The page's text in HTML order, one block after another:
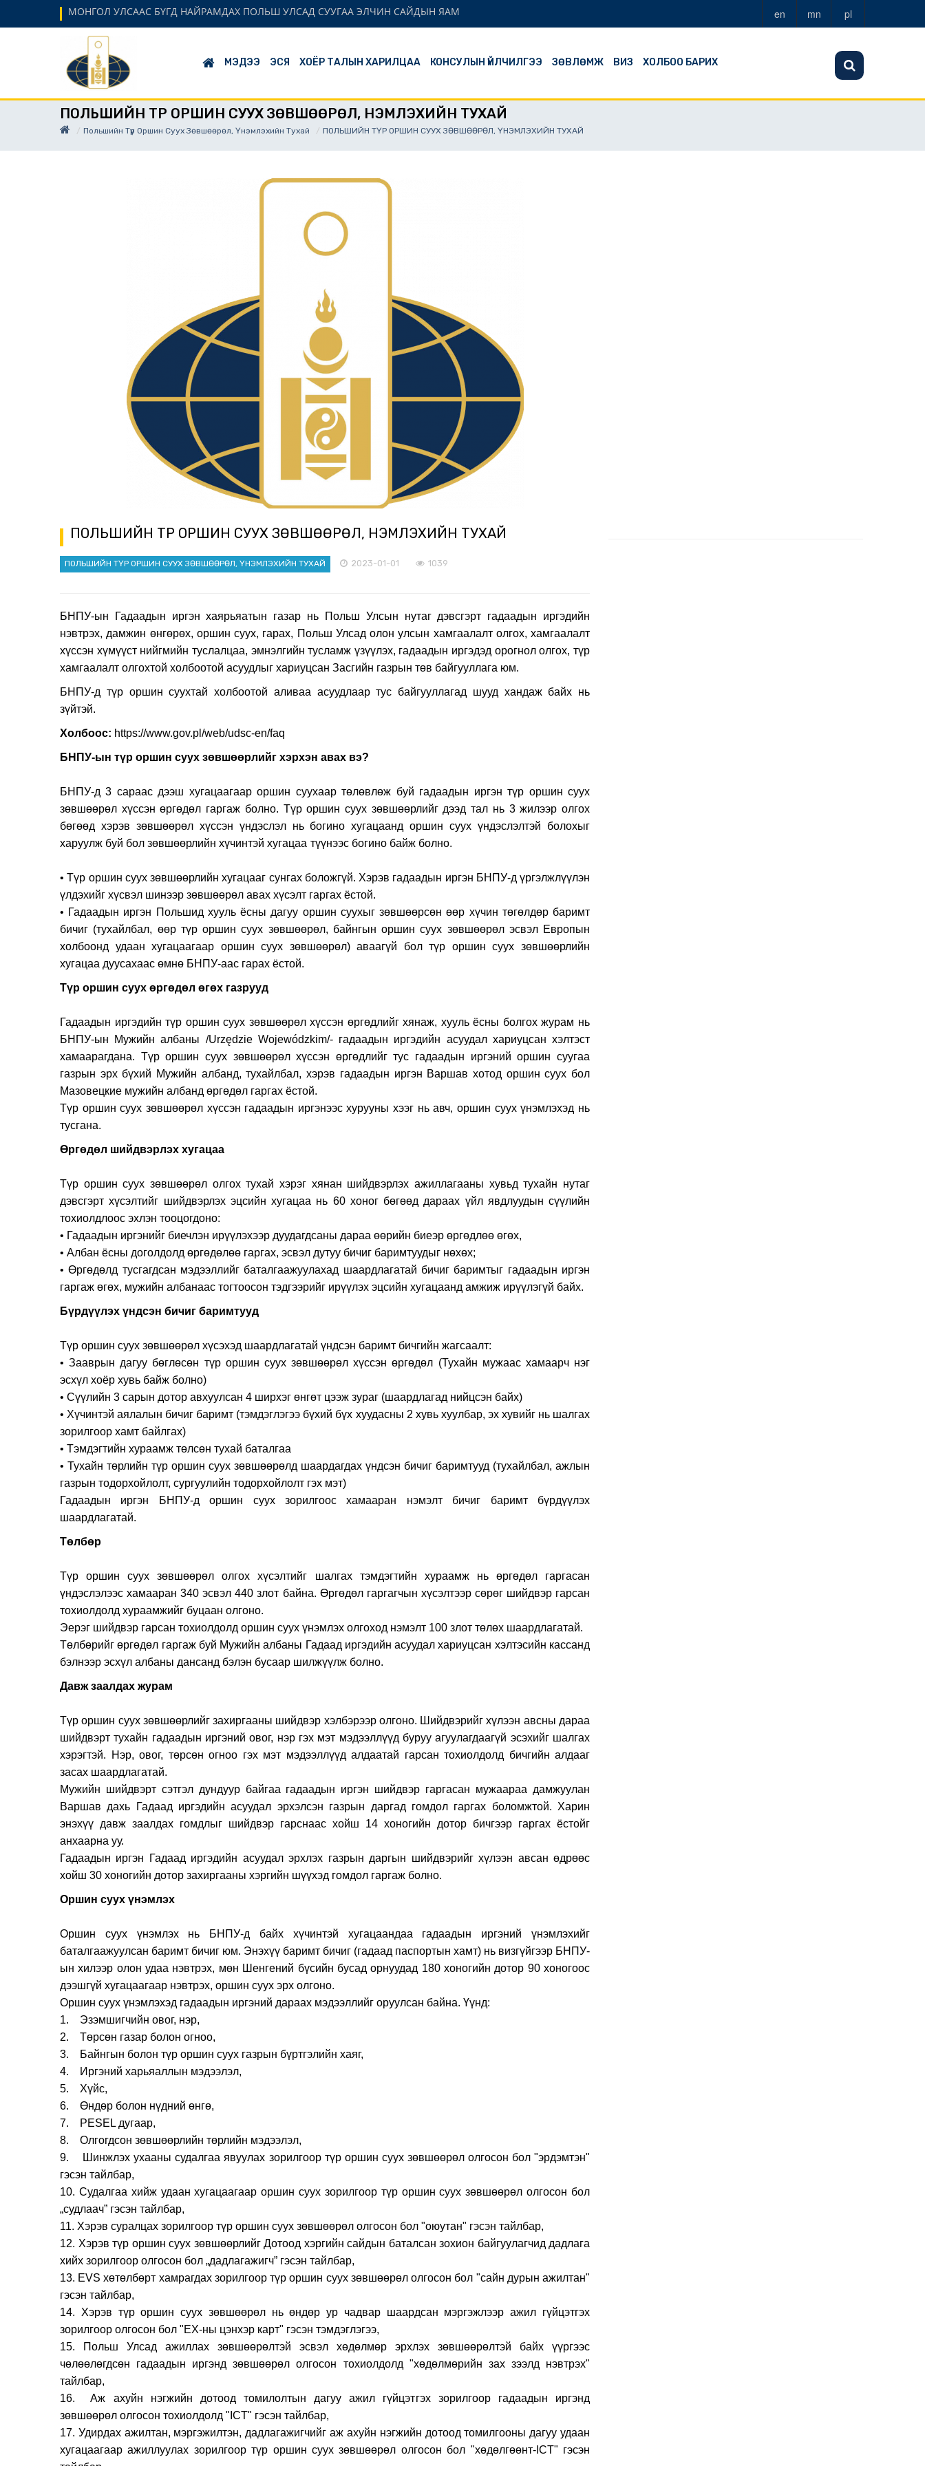
МОНГОЛ УЛСААС БҮГД НАЙРАМДАХ ПОЛЬШ УЛСАД СУУГАА ЭЛЧИН САЙДЫН ЯАМ en mn pl
МЭДЭЭ ЭСЯ ХОЁР ТАЛЫН ХАРИЛЦАА КОНСУЛЫН ҮЙЛЧИЛГЭЭ ЗӨВЛӨМЖ ВИЗ ХОЛБОО БАРИХ
ПОЛЬШИЙН ТҮР ОРШИН СУУХ ЗӨВШӨӨРӨЛ, ҮНЭМЛЭХИЙН ТУХАЙ
Польшийн Түр Оршин Суух Зөвшөөрөл, Үнэмлэхийн Тухай ПОЛЬШИЙН ТҮР ОРШИН СУУХ ЗӨВШӨӨРӨЛ, ҮНЭМЛЭХИЙН ТУХАЙ
ПОЛЬШИЙН ТҮР ОРШИН СУУХ ЗӨВШӨӨРӨЛ, ҮНЭМЛЭХИЙН ТУХАЙ
ПОЛЬШИЙН ТҮР ОРШИН СУУХ ЗӨВШӨӨРӨЛ, ҮНЭМЛЭХИЙН ТУХАЙ 2023-01-01 1039
БНПУ-ын Гадаадын иргэн хаярьяатын газар нь Польш Улсын нутаг дэвсгэрт гадаадын иргэдийн
нэвтрэх, дамжин өнгөрөх, оршин суух, гарах, Польш Улсад олон улсын хамгаалалт олгох, хамгаалалт
хүссэн хүмүүст нийгмийн туслалцаа, эмнэлгийн тусламж үзүүлэх, гадаадын иргэдэд орогнол олгох, түр
хамгаалалт олгохтой холбоотой асуудлыг хариуцсан Засгийн газрын төв байгууллага юм.
БНПУ-д түр оршин суухтай холбоотой аливаа асуудлаар тус байгууллагад шууд хандаж байх нь
зүйтэй.
Холбоос: https://www.gov.pl/web/udsc-en/faq
БНПУ-ын түр оршин суух зөвшөөрлийг хэрхэн авах вэ?
БНПУ-д 3 сараас дээш хугацаагаар оршин суухаар төлөвлөж буй гадаадын иргэн түр оршин суух
зөвшөөрөл хүссэн өргөдөл гаргаж болно. Түр оршин суух зөвшөөрлийг дээд тал нь 3 жилээр олгох
бөгөөд хэрэв зөвшөөрөл хүссэн үндэслэл нь богино хугацаанд оршин суух үндэслэлтэй болохыг
харуулж буй бол зөвшөөрлийн хүчинтэй хугацаа түүнээс богино байж болно.
• Түр оршин суух зөвшөөрлийн хугацааг сунгах боложгүй. Хэрэв гадаадын иргэн БНПУ-д үргэлжлүүлэн
үлдэхийг хүсвэл шинээр зөвшөөрөл авах хүсэлт гаргах ёстой.
• Гадаадын иргэн Польшид хууль ёсны дагуу оршин суухыг зөвшөөрсөн өөр хүчин төгөлдөр баримт
бичиг (тухайлбал, өөр түр оршин суух зөвшөөрөл, байнгын оршин суух зөвшөөрөл эсвэл Европын
холбоонд удаан хугацаагаар оршин суух зөвшөөрөл) аваагүй бол түр оршин суух зөвшөөрлийн
хугацаа дуусахаас өмнө БНПУ-аас гарах ёстой.
Түр оршин суух өргөдөл өгөх газрууд
Гадаадын иргэдийн түр оршин суух зөвшөөрөл хүссэн өргөдлийг хянаж, хууль ёсны болгох журам нь
БНПУ-ын Мужийн албаны /Urzędzie Wojewódzkim/- гадаадын иргэдийн асуудал хариуцсан хэлтэст
хамаарагдана. Түр оршин суух зөвшөөрөл хүссэн өргөдлийг тус гадаадын иргэний оршин суугаа
газрын эрх бүхий Мужийн албанд, тухайлбал, хэрэв гадаадын иргэн Варшав хотод оршин суух бол
Мазовецкие мужийн албанд өргөдөл гаргах ёстой.
Түр оршин суух зөвшөөрөл хүссэн гадаадын иргэнээс хурууны хээг нь авч, оршин суух үнэмлэхэд нь
тусгана.
Өргөдөл шийдвэрлэх хугацаа
Түр оршин суух зөвшөөрөл олгох тухай хэрэг хянан шийдвэрлэх ажиллагааны хувьд тухайн нутаг
дэвсгэрт хүсэлтийг шийдвэрлэх эцсийн хугацаа нь 60 хоног бөгөөд дараах үйл явдлуудын сүүлийн
тохиолдлоос эхлэн тооцогдоно:
• Гадаадын иргэнийг биечлэн ирүүлэхээр дуудагдсаны дараа өөрийн биеэр өргөдлөө өгөх,
• Албан ёсны доголдолд өргөдөлөө гаргах, эсвэл дутуу бичиг баримтуудыг нөхөх;
• Өргөдөлд тусгагдсан мэдээллийг баталгаажуулахад шаардлагатай бичиг баримтыг гадаадын иргэн
гаргаж өгөх, мужийн албанаас тогтоосон тэдгээрийг ирүүлэх эцсийн хугацаанд амжиж ирүүлэгүй байх.
Бүрдүүлэх үндсэн бичиг баримтууд
Түр оршин суух зөвшөөрөл хүсэхэд шаардлагатай үндсэн баримт бичгийн жагсаалт:
• Зааврын дагуу бөглөсөн түр оршин суух зөвшөөрөл хүссэн өргөдөл (Тухайн мужаас хамаарч нэг
эсхүл хоёр хувь байж болно)
• Сүүлийн 3 сарын дотор авхуулсан 4 ширхэг өнгөт цээж зураг (шаардлагад нийцсэн байх)
• Хүчинтэй аялалын бичиг баримт (тэмдэглэгээ бүхий бүх хуудасны 2 хувь хуулбар, эх хувийг нь шалгах
зорилгоор хамт байлгах)
• Тэмдэгтийн хураамж төлсөн тухай баталгаа
• Тухайн төрлийн түр оршин суух зөвшөөрөлд шаардагдах үндсэн бичиг баримтууд (тухайлбал, ажлын
газрын тодорхойлолт, сургуулийн тодорхойлолт гэх мэт)
Гадаадын иргэн БНПУ-д оршин суух зорилгоос хамааран нэмэлт бичиг баримт бүрдүүлэх
шаардлагатай.
Төлбөр
Түр оршин суух зөвшөөрөл олгох хүсэлтийг шалгах тэмдэгтийн хураамж нь өргөдөл гаргасан
үндэслэлээс хамааран 340 эсвэл 440 злот байна. Өргөдөл гаргагчын хүсэлтээр сөрөг шийдвэр гарсан
тохиолдолд хураамжийг буцаан олгоно.
Эерэг шийдвэр гарсан тохиолдолд оршин суух үнэмлэх олгоход нэмэлт 100 злот төлөх шаардлагатай.
Төлбөрийг өргөдөл гаргаж буй Мужийн албаны Гадаад иргэдийн асуудал хариуцсан хэлтэсийн кассанд
бэлнээр эсхүл албаны дансанд бэлэн бусаар шилжүүлж болно.
Давж заалдах журам
Түр оршин суух зөвшөөрлийг захиргааны шийдвэр хэлбэрээр олгоно. Шийдвэрийг хүлээн авсны дараа
шийдвэрт тухайн гадаадын иргэний овог, нэр гэх мэт мэдээллүүд буруу агуулагдаагүй эсэхийг шалгах
хэрэгтэй. Нэр, овог, төрсөн огноо гэх мэт мэдээллүүд алдаатай гарсан тохиолдолд бичгийн алдааг
засах шаардлагатай.
Мужийн шийдвэрт сэтгэл дундуур байгаа гадаадын иргэн шийдвэр гаргасан мужаараа дамжуулан
Варшав дахь Гадаад иргэдийн асуудал эрхэлсэн газрын даргад гомдол гаргах боломжтой. Харин
энэхүү давж заалдах гомдлыг шийдвэр гарснаас хойш 14 хоногийн дотор бичгээр гаргах ёстойг
анхаарна уу.
Гадаадын иргэн Гадаад иргэдийн асуудал эрхлэх газрын даргын шийдвэрийг хүлээн авсан өдрөөс
хойш 30 хоногийн дотор захиргааны хэргийн шүүхэд гомдол гаргаж болно.
Oршин суух үнэмлэх
Оршин суух үнэмлэх нь БНПУ-д байх хүчинтэй хугацаандаа гадаадын иргэний үнэмлэхийг
баталгаажуулсан баримт бичиг юм. Энэхүү баримт бичиг (гадаад паспортын хамт) нь визгүйгээр БНПУ-
ын хилээр олон удаа нэвтрэх, мөн Шенгений бүсийн бусад орнуудад 180 хоногийн дотор 90 хоногоос
дээшгүй хугацаагаар нэвтрэх, оршин суух эрх олгоно.
Оршин суух үнэмлэхэд гадаадын иргэний дараах мэдээллийг оруулсан байна. Үүнд:
1. Эзэмшигчийн овог, нэр,
2. Төрсөн газар болон огноо,
3. Байнгын болон түр оршин суух газрын бүртгэлийн хаяг,
4. Иргэний харьяаллын мэдээлэл,
5. Хүйс,
6. Өндөр болон нүдний өнгө,
7. PESEL дугаар,
8. Олгогдсон зөвшөөрлийн төрлийн мэдээлэл,
9. Шинжлэх ухааны судалгаа явуулах зорилгоор түр оршин суух зөвшөөрөл олгосон бол "эрдэмтэн"
гэсэн тайлбар,
10. Судалгаа хийж удаан хугацаагаар оршин суух зорилгоор түр оршин суух зөвшөөрөл олгосон бол
„судлаач” гэсэн тайлбар,
11. Хэрэв суралцах зорилгоор түр оршин суух зөвшөөрөл олгосон бол "оюутан" гэсэн тайлбар,
12. Хэрэв түр оршин суух зөвшөөрлийг Дотоод хэргийн сайдын баталсан зохион байгуулагчид дадлага
хийх зорилгоор олгосон бол „дадлагажигч” гэсэн тайлбар,
13. EVS хөтөлбөрт хамрагдах зорилгоор түр оршин суух зөвшөөрөл олгосон бол "сайн дурын ажилтан"
гэсэн тайлбар,
14. Хэрэв түр оршин суух зөвшөөрөл нь өндөр ур чадвар шаардсан мэргэжлээр ажил гүйцэтгэх
зорилгоор олгосон бол "ЕХ-ны цэнхэр карт" гэсэн тэмдэглэгээ,
15. Польш Улсад ажиллах зөвшөөрөлтэй эсвэл хөдөлмөр эрхлэх зөвшөөрөлтэй байх үүргээс
чөлөөлөгдсөн гадаадын иргэнд зөвшөөрөл олгосон тохиолдолд "хөдөлмөрийн зах зээлд нэвтрэх"
тайлбар,
16. Аж ахуйн нэгжийн дотоод томилолтын дагуу ажил гүйцэтгэх зорилгоор гадаадын иргэнд
зөвшөөрөл олгосон тохиолдолд "ICT" гэсэн тайлбар,
17. Удирдах ажилтан, мэргэжилтэн, дадлагажигчийг аж ахуйн нэгжийн дотоод томилгооны дагуу удаан
хугацаагаар ажиллуулах зорилгоор түр оршин суух зөвшөөрөл олгосон бол "хөдөлгөөнт-ICT" гэсэн